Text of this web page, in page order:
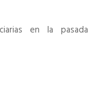
en la pasada